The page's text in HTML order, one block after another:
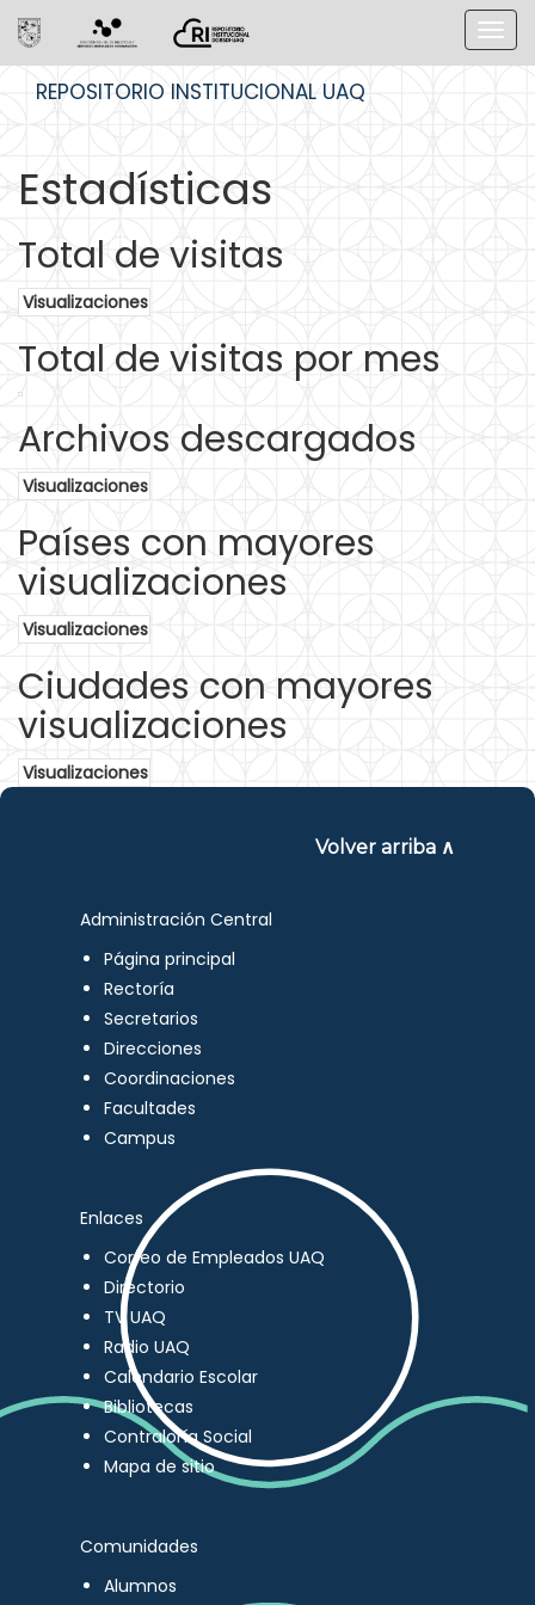
REPOSITORIO INSTITUCIONAL UAQ
Estadísticas
Total de visitas
Visualizaciones
Total de visitas por mes
Archivos descargados
Visualizaciones
Países con mayores
visualizaciones
Visualizaciones
Ciudades con mayores
visualizaciones
Visualizaciones
Volver arriba ∧
Administración Central
Página principal
Rectoría
Secretarios
Direcciones
Coordinaciones
Facultades
Campus
Enlaces
Correo de Empleados UAQ
Directorio
TV UAQ
Radio UAQ
Calendario Escolar
Bibliotecas
Contraloría Social
Mapa de sitio
Comunidades
Alumnos